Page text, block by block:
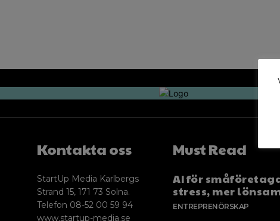
Kontakta oss
StartUp Media Karlbergs
Strand 15, 171 73 Solna.
Telefon 08-52 00 59 94
www.startup-media.se
Must Read
AI för
stress, mer
ENTREPRENÖRSKAP